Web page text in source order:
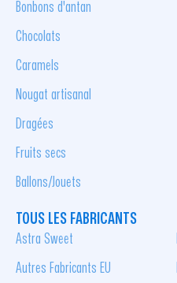
Bonbons d'antan
Chocolats
Caramels
Nougat artisanal
Dragées
Fruits secs
Ballons/Jouets
TOUS LES FABRICANTS
Astra Sweet
Autres Fabricants EU